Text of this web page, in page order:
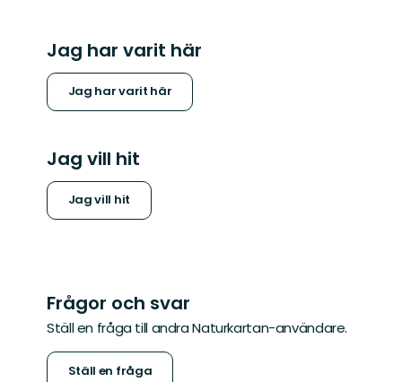
Jag har varit här
Jag har varit här
Jag vill hit
Jag vill hit
Frågor och svar
Ställ en fråga till andra Naturkartan-användare.
Ställ en fråga